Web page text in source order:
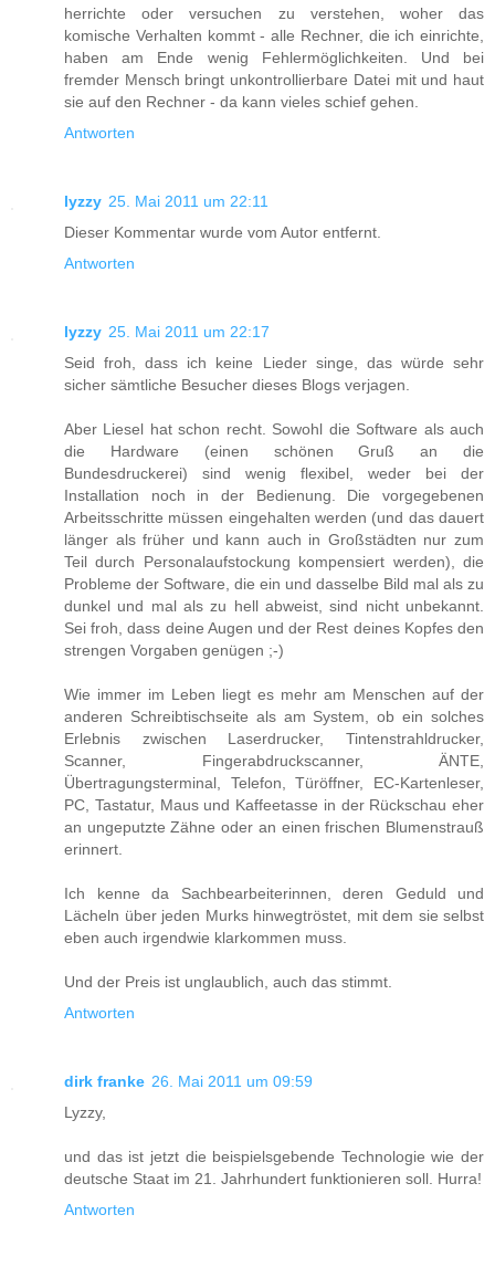
herrichte oder versuchen zu verstehen, woher das
komische Verhalten kommt - alle Rechner, die ich einrichte,
haben am Ende wenig Fehlermöglichkeiten. Und bei
fremder Mensch bringt unkontrollierbare Datei mit und haut
sie auf den Rechner - da kann vieles schief gehen.
Antworten
lyzzy 25. Mai 2011 um 22:11
Dieser Kommentar wurde vom Autor entfernt.
Antworten
lyzzy 25. Mai 2011 um 22:17
Seid froh, dass ich keine Lieder singe, das würde sehr
sicher sämtliche Besucher dieses Blogs verjagen.
Aber Liesel hat schon recht. Sowohl die Software als auch
die Hardware (einen schönen Gruß an die
Bundesdruckerei) sind wenig flexibel, weder bei der
Installation noch in der Bedienung. Die vorgegebenen
Arbeitsschritte müssen eingehalten werden (und das dauert
länger als früher und kann auch in Großstädten nur zum
Teil durch Personalaufstockung kompensiert werden), die
Probleme der Software, die ein und dasselbe Bild mal als zu
dunkel und mal als zu hell abweist, sind nicht unbekannt.
Sei froh, dass deine Augen und der Rest deines Kopfes den
strengen Vorgaben genügen ;-)
Wie immer im Leben liegt es mehr am Menschen auf der
anderen Schreibtischseite als am System, ob ein solches
Erlebnis zwischen Laserdrucker, Tintenstrahldrucker,
Scanner, Fingerabdruckscanner, ÄNTE,
Übertragungsterminal, Telefon, Türöffner, EC-Kartenleser,
PC, Tastatur, Maus und Kaffeetasse in der Rückschau eher
an ungeputzte Zähne oder an einen frischen Blumenstrauß
erinnert.
Ich kenne da Sachbearbeiterinnen, deren Geduld und
Lächeln über jeden Murks hinwegtröstet, mit dem sie selbst
eben auch irgendwie klarkommen muss.
Und der Preis ist unglaublich, auch das stimmt.
Antworten
dirk franke 26. Mai 2011 um 09:59
Lyzzy,
und das ist jetzt die beispielsgebende Technologie wie der
deutsche Staat im 21. Jahrhundert funktionieren soll. Hurra!
Antworten